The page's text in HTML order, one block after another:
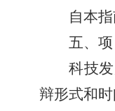
自本
五、
科技
辩形式和